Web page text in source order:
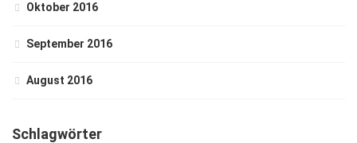
Oktober 2016
September 2016
August 2016
Schlagwörter